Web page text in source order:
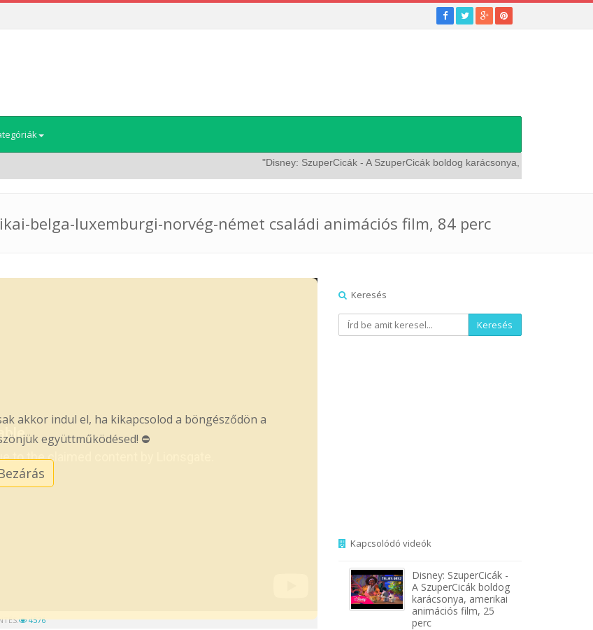
"Disney: SzuperCicák - A SzuperCicák boldog karácsonya, amerikai animációs
belga-luxemburgi-norvég-német családi animációs film, 84 perc
akkor indul el, ha kikapcsolod a böngésződön a
együttműködésed! ⛔
4576
Keresés
Keresés
Kapcsolódó videók
Disney: SzuperCicák -
A SzuperCicák boldog
karácsonya, amerikai
animációs film, 25
perc